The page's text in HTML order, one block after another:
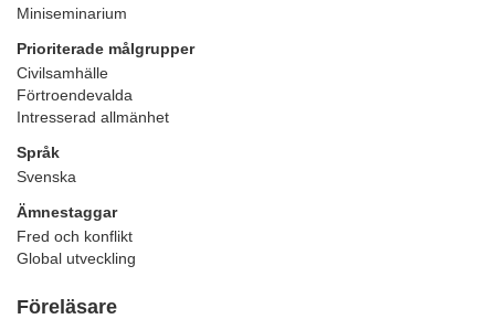
Miniseminarium
Prioriterade målgrupper
Civilsamhälle
Förtroendevalda
Intresserad allmänhet
Språk
Svenska
Ämnestaggar
Fred och konflikt
Global utveckling
Föreläsare